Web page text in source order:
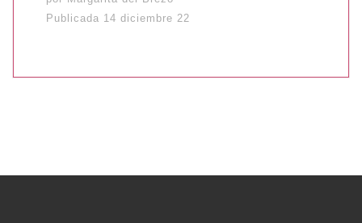
Publicada 14 diciembre 22